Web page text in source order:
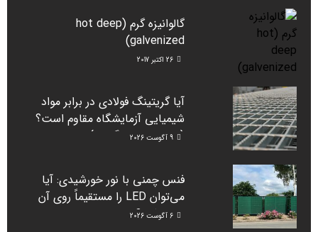
گالوانیزه گرم (hot deep
galvenized)
26 اکتبر 2017
آیا گریتینگ فولادی در برابر مواد
شیمیایی آزمایشگاه مقاوم است؟
(راهنمای دانشگاه‌ها)
9 آگوست 2026
فنس چمنی با نور خورشیدی: آیا
می‌توان LED را مستقیماً روی آن
نصب کرد؟
6 آگوست 2026